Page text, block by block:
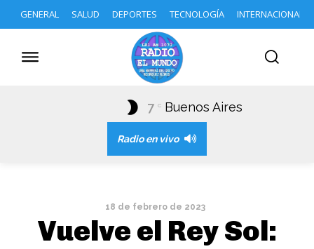
GENERAL SALUD DEPORTES TECNOLOGÍA INTERNACIONAL
7 C Buenos Aires
Radio en vivo
18 de febrero de 2023
Vuelve el Rey Sol: